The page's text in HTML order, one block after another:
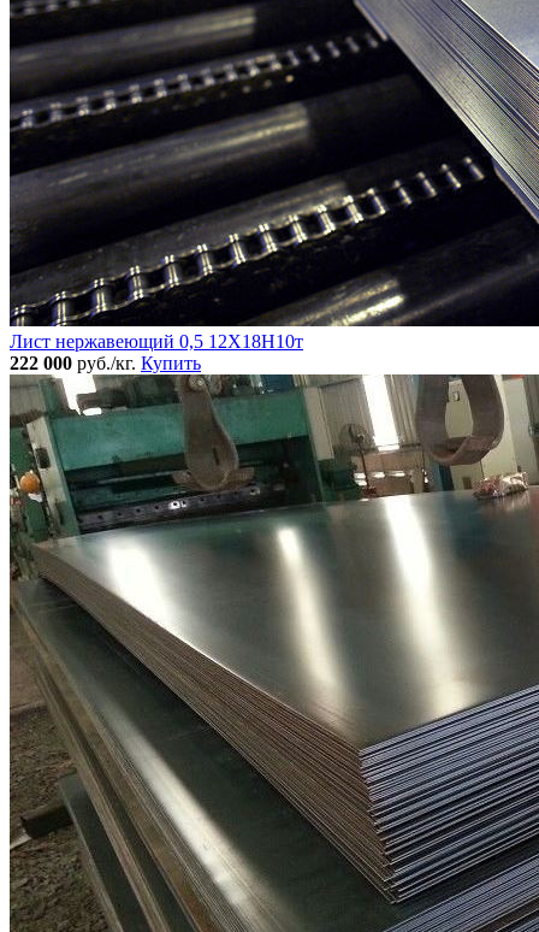
Лист нержавеющий 0,5 12Х18Н10т
222 000 руб./кг. Купить